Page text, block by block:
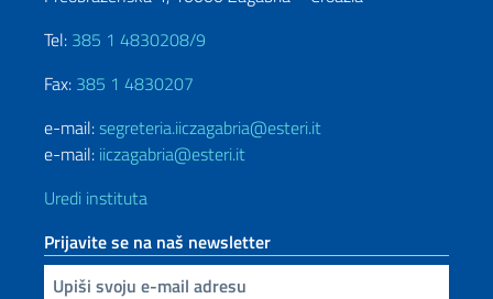
Tel: 385 1 4830208/9
Fax: 385 1 4830207
e-mail:segreteria.iiczagabria@esteri.it
e-mail: iiczagabria@esteri.it
Uredi instituta
Prijavite se na naš newsletter
Inserisci la tua email